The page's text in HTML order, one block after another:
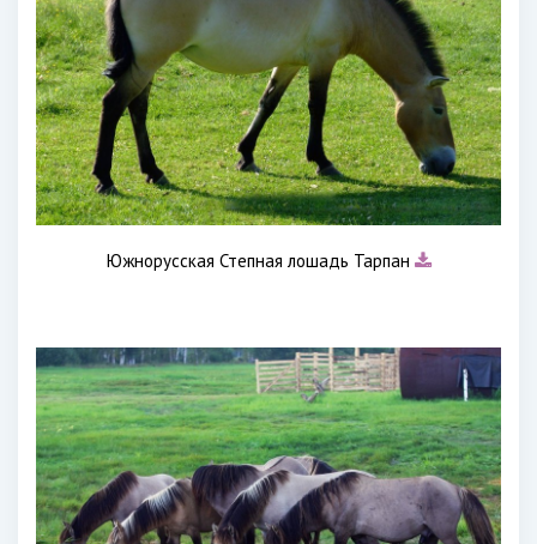
Южнорусская Степная лошадь Тарпан